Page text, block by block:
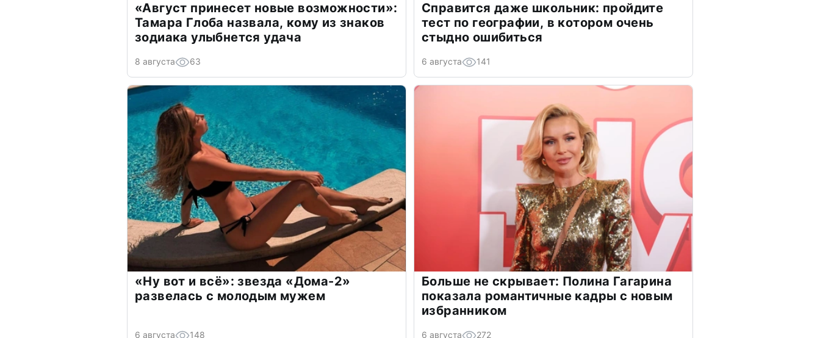
«Август принесет новые возможности»:
Тамара Глоба назвала, кому из знаков
зодиака улыбнется удача
8 августа 63
Справится даже школьник: пройдите
тест по географии, в котором очень
стыдно ошибиться
6 августа 141
«Ну вот и всё»: звезда «Дома-2»
развелась с молодым мужем
6 августа 148
Больше не скрывает: Полина Гагарина
показала романтичные кадры с новым
избранником
6 августа 272